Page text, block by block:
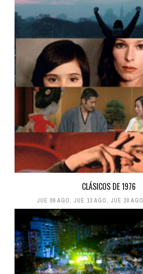
CLÁSICOS DE 1976
JUE 06 AGO, JUE 13 AGO, JUE 20 AGO